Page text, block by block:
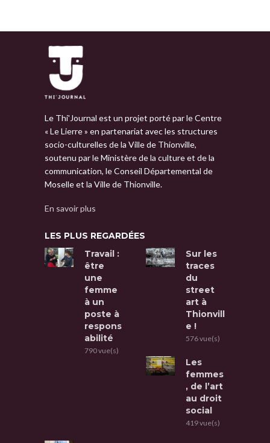
Le Thi'Journal est un projet porté par le Centre
« Le Lierre » en partenariat avec les structures
socio-culturelles de la Ville de Thionville,
soutenu par le Ministère de la culture et de la
communication, le Conseil Départemental de
Moselle et la Ville de Thionville.
En savoir plus
LES PLUS REGARDÉES
Travail :
être
une
femme
à un
poste à
respons
abilité
790 vue(s)
Sur les
traces
du
street
art à
Thionvill
e !
576 vue(s)
Les
femmes
, de l’art
au droit
social
419 vue(s)